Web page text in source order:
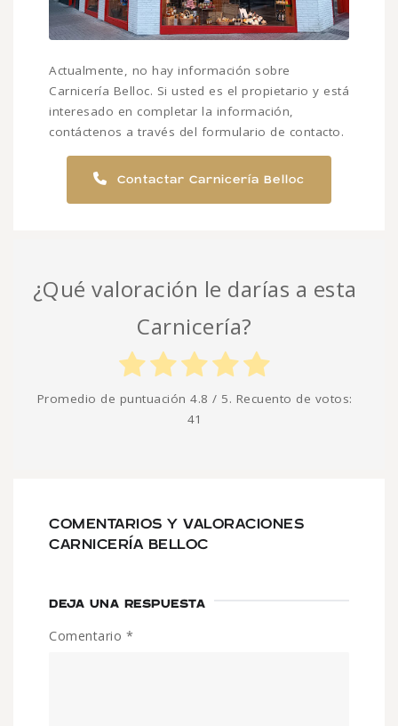
Actualmente, no hay información sobre
Carnicería Belloc. Si usted es el propietario y está
interesado en completar la información,
contáctenos a través del formulario de contacto.
Contactar Carnicería Belloc
¿Qué valoración le darías a esta
Carnicería?
Promedio de puntuación 4.8 / 5. Recuento de votos:
41
COMENTARIOS Y VALORACIONES
CARNICERÍA BELLOC
DEJA UNA RESPUESTA
Comentario *